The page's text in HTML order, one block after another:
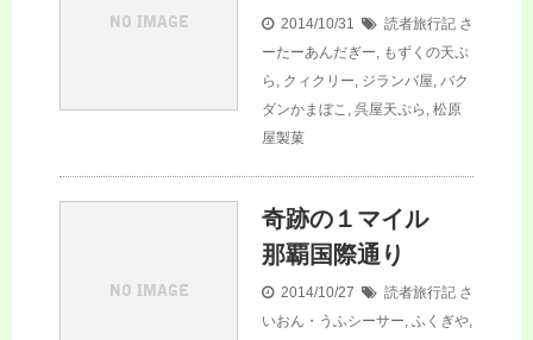
2014/10/31 読者旅行記 さ
ーたーあんだぎー, もずくの天ぷ
ら , クィクリー, ジランバ屋, バク
ダンかまぼこ , 呉屋天ぷら , 松原
屋製菓
奇跡の１マイル
那覇国際通り
2014/10/27 読者旅行記 さ
いおん・うふシーサー, ふくぎや,